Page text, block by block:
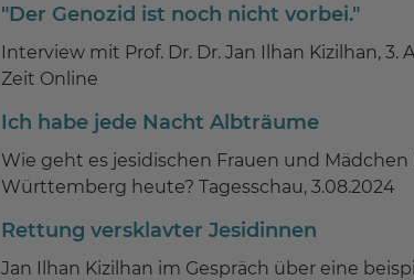
"Der Genozid ist noch nicht vorbei."
Interview mit Prof. Dr. Dr. Jan Ilhan Kizilhan, 3.
Zeit Online
Ich habe jede Nacht Albträume
Wie geht es jesidischen Frauen und Mädchen
Württemberg heute? Tagesschau, 3.08.2024
Rettung versklavter Jesidinnen
Jan Ilhan Kizilhan im Gespräch über eine